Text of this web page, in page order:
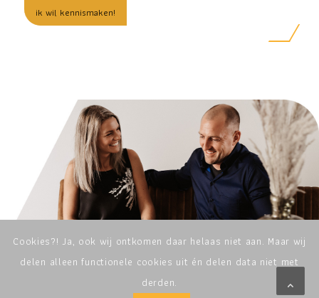
ik wil kennismaken!
Cookies?! Ja, ook wij ontkomen daar helaas niet aan. Maar wij
delen alleen functionele cookies uit én delen data niet met
derden.